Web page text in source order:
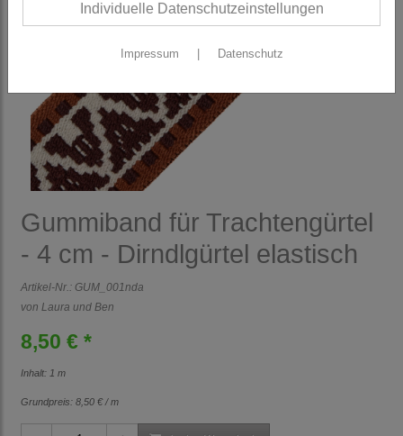
Gummiband für Trachtengürtel
- 4 cm - Dirndlgürtel elastisch
Artikel-Nr.: GUM_001nda
von Laura und Ben
8,50 € *
Inhalt: 1 m
Grundpreis: 8,50 € / m
Individuelle Datenschutzeinstellungen
Impressum Datenschutz